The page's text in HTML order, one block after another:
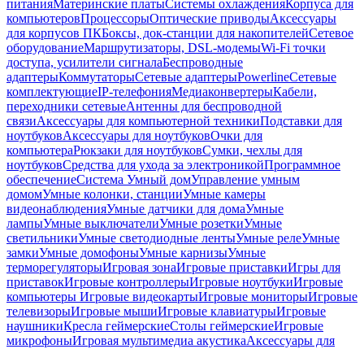
питанияМатеринские платыСистемы охлажденияКорпуса для
компьютеровПроцессорыОптические приводыАксессуары
для корпусов ПКБоксы, док-станции для накопителейСетевое
оборудованиеМаршрутизаторы, DSL-модемыWi-Fi точки
доступа, усилители сигналаБеспроводные
адаптерыКоммутаторыСетевые адаптерыPowerlineСетевые
комплектующиеIP-телефонияМедиаконвертерыКабели,
переходники сетевыеАнтенны для беспроводной
связиАксессуары для компьютерной техникиПодставки для
ноутбуковАксессуары для ноутбуковОчки для
компьютераРюкзаки для ноутбуковСумки, чехлы для
ноутбуковСредства для ухода за электроникойПрограммное
обеспечениеСистема Умный домУправление умным
домомУмные колонки, станцииУмные камеры
видеонаблюденияУмные датчики для домаУмные
лампыУмные выключателиУмные розеткиУмные
светильникиУмные светодиодные лентыУмные релеУмные
замкиУмные домофоныУмные карнизыУмные
терморегуляторыИгровая зонаИгровые приставкиИгры для
приставокИгровые контроллерыИгровые ноутбукиИгровые
компьютеры Игровые видеокартыИгровые мониторыИгровые
телевизорыИгровые мышиИгровые клавиатурыИгровые
наушникиКресла геймерскиеСтолы геймерскиеИгровые
микрофоныИгровая мультимедиа акустикаАксессуары для